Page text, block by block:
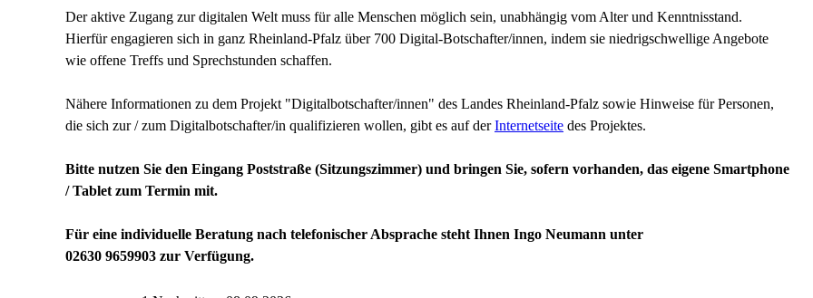
Der aktive Zugang zur digitalen Welt muss für alle Menschen möglich sein, unabhängig vom Alter und Kenntnisstand.
Hierfür engagieren sich in ganz Rheinland-Pfalz über 700 Digital-Botschafter/innen, indem sie niedrigschwellige Angebote
wie offene Treffs und Sprechstunden schaffen.
Nähere Informationen zu dem Projekt "Digitalbotschafter/innen" des Landes Rheinland-Pfalz sowie Hinweise für Personen,
die sich zur / zum Digitalbotschafter/in qualifizieren wollen, gibt es auf derInternetseite des Projektes.
Bitte nutzen Sie den Eingang Poststraße (Sitzungszimmer) und bringen Sie, sofern vorhanden, das eigene Smartphone
/ Tablet zum Termin mit.
Für eine individuelle Beratung nach telefonischer Absprache steht Ihnen Ingo Neumann unter
02630 9659903 zur Verfügung.